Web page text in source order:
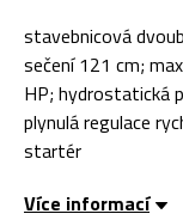
stavebnicová
sečení 121 cm;
HP; hydrostatická
plynulá regulace
startér
Více informací